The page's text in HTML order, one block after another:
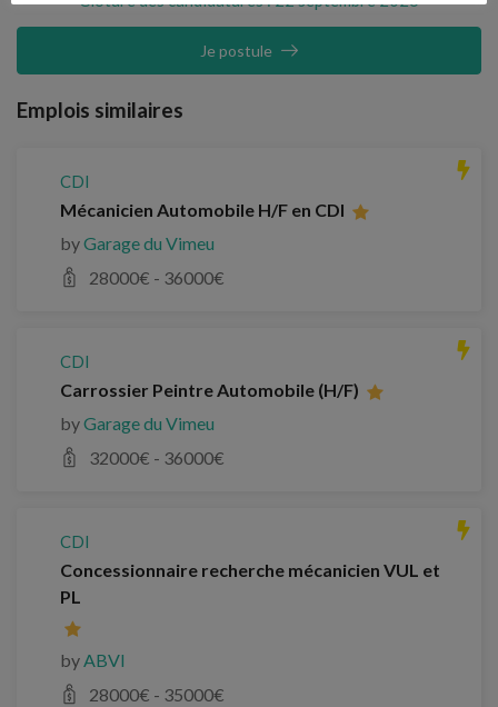
Je postule
Emplois similaires
CDI
Mécanicien Automobile H/F en CDI
byGarage du Vimeu
28000€ - 36000€
CDI
Carrossier Peintre Automobile (H/F)
byGarage du Vimeu
32000€ - 36000€
CDI
Concessionnaire recherche mécanicien VUL et
PL
byABVI
28000€ - 35000€